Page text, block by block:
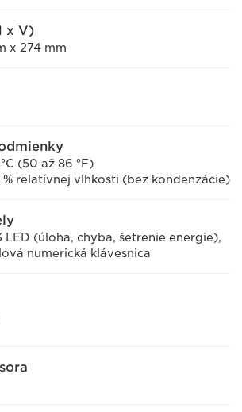
x V)
x 274 mm
(50 až 86 ºF)
relatívnej vlhkosti (bez kondenzácie)
LED (úloha, chyba, šetrenie energie),
numerická klávesnica